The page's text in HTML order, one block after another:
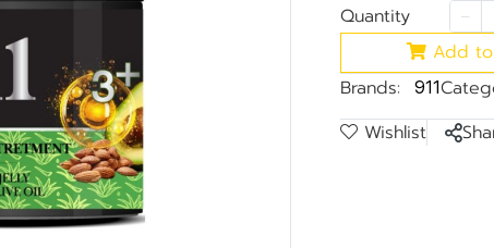
Quantity
Add
Brands:
911
Wishlist